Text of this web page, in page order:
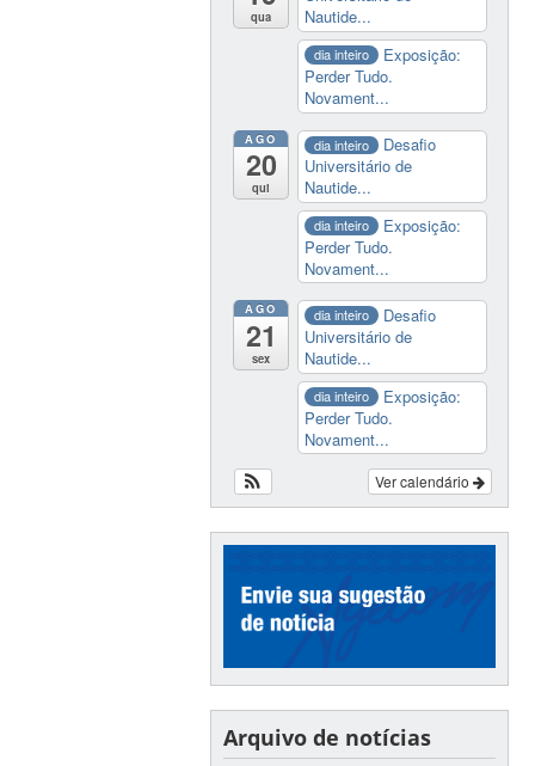
qua
Nautide...
dia inteiro
Exposição:
Perder Tudo.
Novament...
AGO
20
qui
dia inteiro
Desafio
Universitário de
Nautide...
dia inteiro
Exposição:
Perder Tudo.
Novament...
AGO
21
sex
dia inteiro
Desafio
Universitário de
Nautide...
dia inteiro
Exposição:
Perder Tudo.
Novament...
Ver calendário
Arquivo de notícias